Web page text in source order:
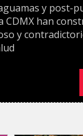
y post-
CDMX han
y